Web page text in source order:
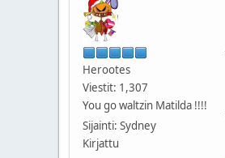
Herootes
Viestit: 1,307
You go waltzin Matilda !!!!
Sijainti: Sydney
Kirjattu